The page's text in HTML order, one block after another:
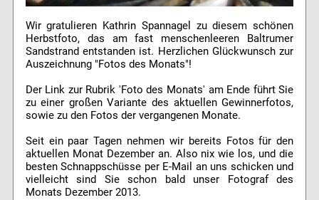
Wir gratulieren Kathrin Spannagel zu diesem schönen
Herbstfoto, das am fast menschenleeren Baltrumer
Sandstrand entstanden ist. Herzlichen Glückwunsch zur
Auszeichnung "Fotos des Monats"!
Der Link zur Rubrik 'Foto des Monats' am Ende führt Sie
zu einer großen Variante des aktuellen Gewinnerfotos,
sowie zu den Fotos der vergangenen Monate.
Seit ein paar Tagen nehmen wir bereits Fotos für den
aktuellen Monat Dezember an. Also nix wie los, und die
besten Schnappschüsse per E-Mail an uns schicken und
vielleicht sind Sie schon bald unser Fotograf des
Monats Dezember 2013.